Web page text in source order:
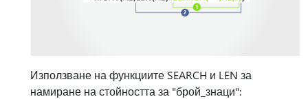
Използване на функциите SEARCH и LEN за
намиране на стойността за "брой_знаци":